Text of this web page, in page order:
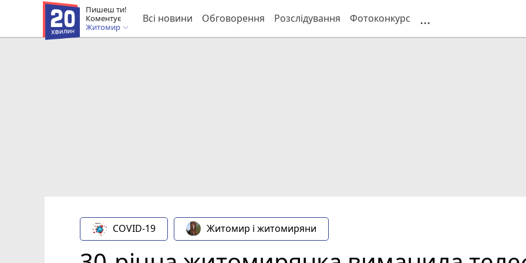
Пишеш ти!
Коментує
Житомир
Всі новини Обговорення Розслідування Фотоконкурс ...
COVID-19 Житомир і житомиряни